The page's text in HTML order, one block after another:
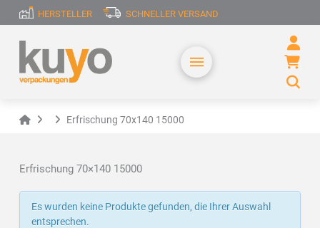
HERSTELLER SCHNELLER VERSAND
Home Erfrischung 70x140 15000
Erfrischung 70×140 15000
Es wurden keine Produkte gefunden, die Ihrer Auswahl
entsprechen.